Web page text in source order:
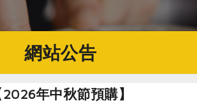
網站公告
2026年中秋節預購】